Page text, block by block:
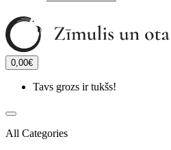
0,00€
Tavs grozs ir tukšs!
All Categories